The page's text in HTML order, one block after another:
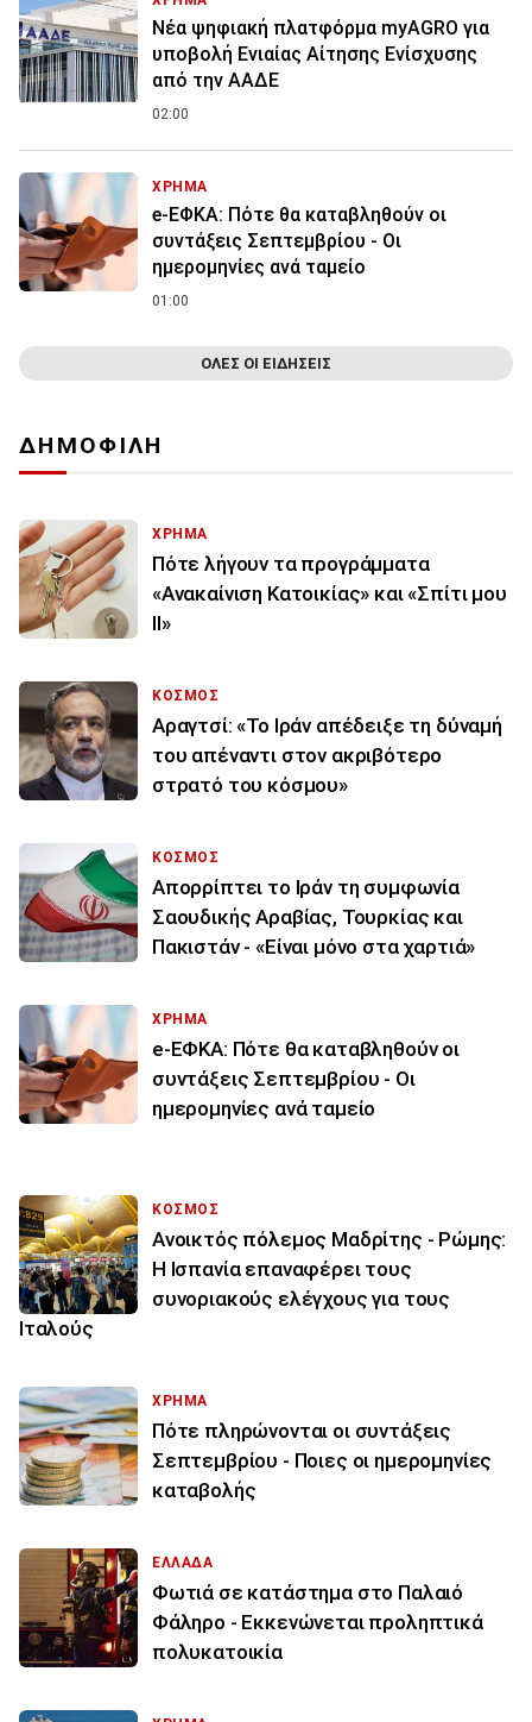
Νέα ψηφιακή πλατφόρμα myAGRO για
υποβολή Ενιαίας Αίτησης Ενίσχυσης
από την ΑΑΔΕ
02:00
ΧΡΗΜΑ
e-ΕΦΚΑ: Πότε θα καταβληθούν οι
συντάξεις Σεπτεμβρίου - Οι
ημερομηνίες ανά ταμείο
01:00
ΟΛΕΣ ΟΙ ΕΙΔΗΣΕΙΣ
ΔΗΜΟΦΙΛΗ
ΧΡΗΜΑ
Πότε λήγουν τα προγράμματα
«Ανακαίνιση Κατοικίας» και «Σπίτι μου
ΙΙ»
ΚΟΣΜΟΣ
Αραγτσί: «Το Ιράν απέδειξε τη δύναμή
του απέναντι στον ακριβότερο
στρατό του κόσμου»
ΚΟΣΜΟΣ
Απορρίπτει το Ιράν τη συμφωνία
Σαουδικής Αραβίας, Τουρκίας και
Πακιστάν - «Είναι μόνο στα χαρτιά»
ΧΡΗΜΑ
e-ΕΦΚΑ: Πότε θα καταβληθούν οι
συντάξεις Σεπτεμβρίου - Οι
ημερομηνίες ανά ταμείο
ΚΟΣΜΟΣ
Ανοικτός πόλεμος Μαδρίτης - Ρώμης:
Η Ισπανία επαναφέρει τους
συνοριακούς ελέγχους για τους
Ιταλούς
ΧΡΗΜΑ
Πότε πληρώνονται οι συντάξεις
Σεπτεμβρίου - Ποιες οι ημερομηνίες
καταβολής
ΕΛΛΑΔΑ
Φωτιά σε κατάστημα στο Παλαιό
Φάληρο - Εκκενώνεται προληπτικά
πολυκατοικία